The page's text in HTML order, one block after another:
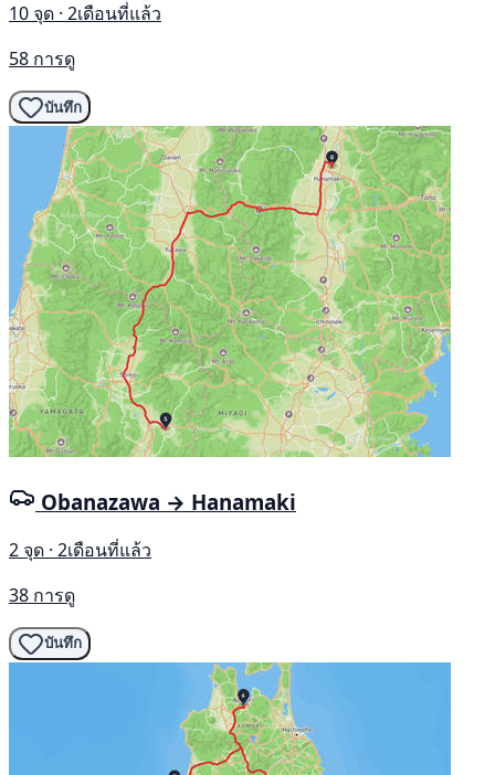
10 จุด · 2เดือนที่แล้ว
58 การดู
บันทึก
Obanazawa → Hanamaki
2 จุด · 2เดือนที่แล้ว
38 การดู
บันทึก